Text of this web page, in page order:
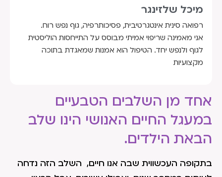
מיכל שלזינגר
רפואה סינית אינטגרטיבית, פסיכותרפיה, גוף נפש רוח.
אני מאמינה שריפוי אמיתי מבוסס על התייחסות הוליסטית
לגוף ולנפש יחד. הטיפול הוא אמנות שמאגדת בתוכה
מקצועיות
אחד מן השלבים הטבעיים
במעגל החיים האנושי הינו שלב
הבאת הילדים.
בתקופה העכשווית שבה אנו חיים, השלב הזה נדחה